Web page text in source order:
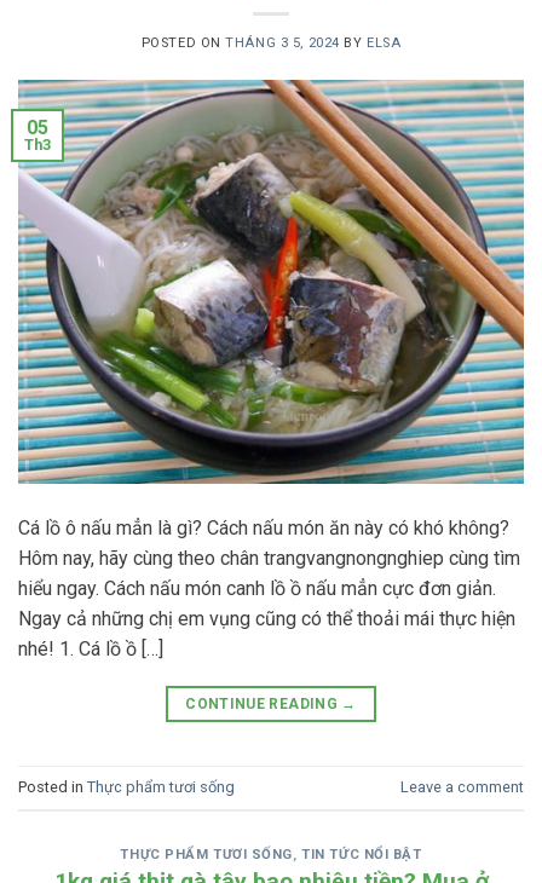
POSTED ONTHÁNG 3 5, 2024 BY ELSA
05
Th3
Cá lồ ô nấu mẳn là gì? Cách nấu món ăn này có khó không?
Hôm nay, hãy cùng theo chân trangvangnongnghiep cùng tìm
hiểu ngay. Cách nấu món canh lồ ồ nấu mẳn cực đơn giản.
Ngay cả những chị em vụng cũng có thể thoải mái thực hiện
nhé! 1. Cá lồ ồ […]
CONTINUE READING →
Posted in Thực phẩm tươi sống Leave a comment
THỰC PHẨM TƯƠI SỐNG ,TIN TỨC NỔI BẬT